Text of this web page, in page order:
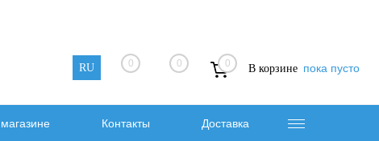
RU 0 0 0 В корзине пока пусто
Контакты Доставка